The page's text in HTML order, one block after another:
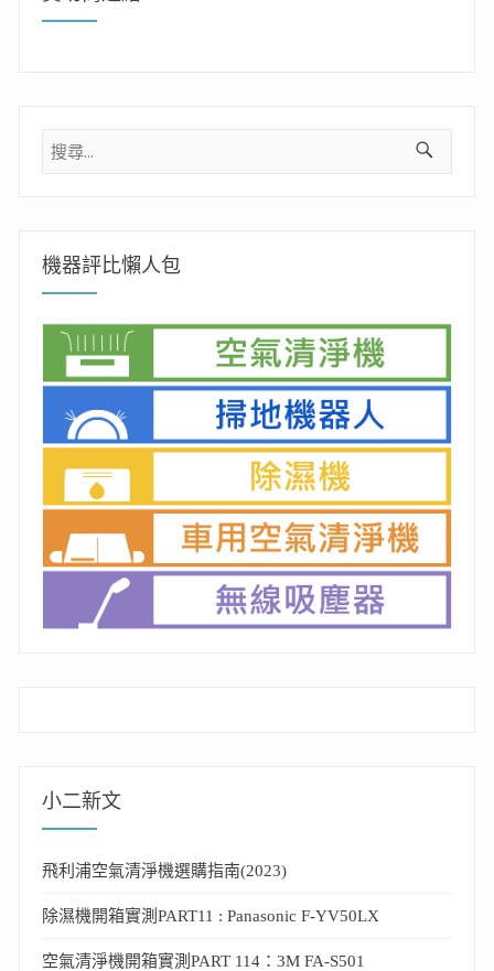
搜
機器評比懶人包
小二新文
飛利浦空氣清淨機選購指南(2023)
除濕機開箱實測PART11 : Panasonic F-YV50LX
空氣清淨機開箱實測PART 114：3M FA-S501